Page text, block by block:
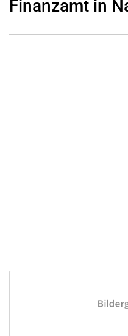
Finanzamt in